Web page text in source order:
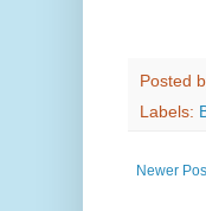
Posted
Labels:
Newer